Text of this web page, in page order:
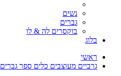
נשים
גברים
בוקסרים לה & לו
בלוג
ראשי
גרביים מעוצבים כלים ספר גברים